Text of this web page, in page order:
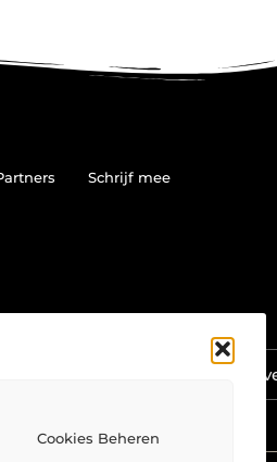
Cookies Beheren
Ga Naar
Schrijf mee